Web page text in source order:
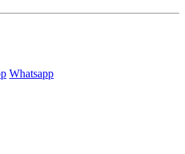
Whatsapp